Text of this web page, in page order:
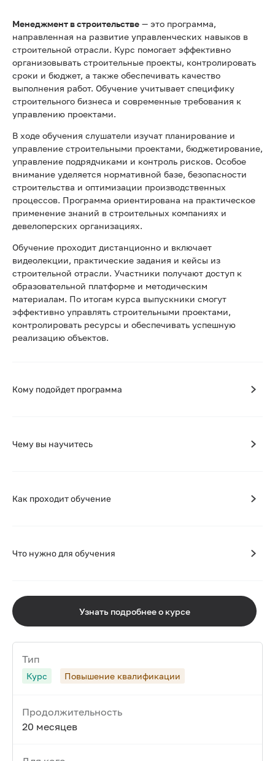
Менеджмент в строительстве — это программа,
направленная на развитие управленческих навыков в
строительной отрасли. Курс помогает эффективно
организовывать строительные проекты, контролировать
сроки и бюджет, а также обеспечивать качество
выполнения работ. Обучение учитывает специфику
строительного бизнеса и современные требования к
управлению проектами.
В ходе обучения слушатели изучат планирование и
управление строительными проектами, бюджетирование,
управление подрядчиками и контроль рисков. Особое
внимание уделяется нормативной базе, безопасности
строительства и оптимизации производственных
процессов. Программа ориентирована на практическое
применение знаний в строительных компаниях и
девелоперских организациях.
Обучение проходит дистанционно и включает
видеолекции, практические задания и кейсы из
строительной отрасли. Участники получают доступ к
образовательной платформе и методическим
материалам. По итогам курса выпускники смогут
эффективно управлять строительными проектами,
контролировать ресурсы и обеспечивать успешную
реализацию объектов.
Кому подойдет программа
Чему вы научитесь
Как проходит обучение
Что нужно для обучения
Узнать подробнее о курсе
Тип
Курс Повышение квалификации
Продолжительность
20 месяцев